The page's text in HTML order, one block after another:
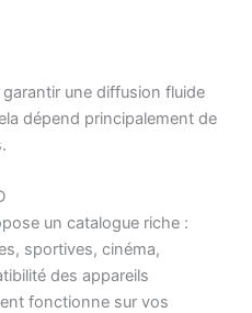
une diffusion fluide
dépend principalement de
un catalogue riche :
sportives, cinéma,
des appareils
fonctionne sur vos